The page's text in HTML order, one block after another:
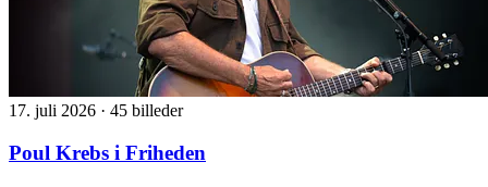
17. juli 2026 · 45 billeder
Poul Krebs i Friheden